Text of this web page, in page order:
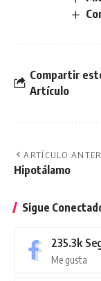
Compartir
Artículo
ARTÍCULO
Hipotálamo
Sigue
235.3k
Me gusta